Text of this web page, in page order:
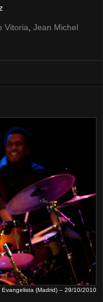
Vitoria, Jean Michel
(Madrid) – 29/10/2010